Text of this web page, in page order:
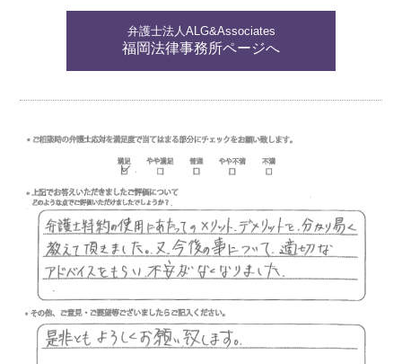
弁護士法人ALG&Associates
福岡法律事務所ページへ